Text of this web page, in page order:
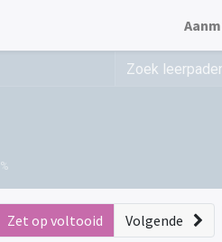
Zet op voltooid Volgende